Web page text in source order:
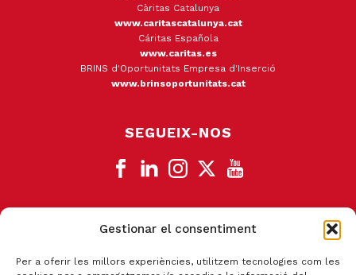
Gestionar el consentiment
Per a oferir les millors experiències, utilitzem tecnologies com les
Càritas Catalunya
www.caritascatalunya.cat
Cáritas Española
www.caritas.es
BRINS d'Oportunitats Empresa d'Inserció
www.brinsoportunitats.cat
SEGUEIX-NOS
CANAL DE DENÚNCIA